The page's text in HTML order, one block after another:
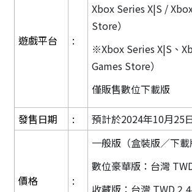
遊戲平台 :
Xbox Series X|S /
Store）
※Xbox Series X|S、
Games Store）
僅販售數位下載版
發售日期 : 預計於2024年10月25
價格 :
一般版（盒裝版／下
數位豪華版：台灣
收藏版：台灣 TWD